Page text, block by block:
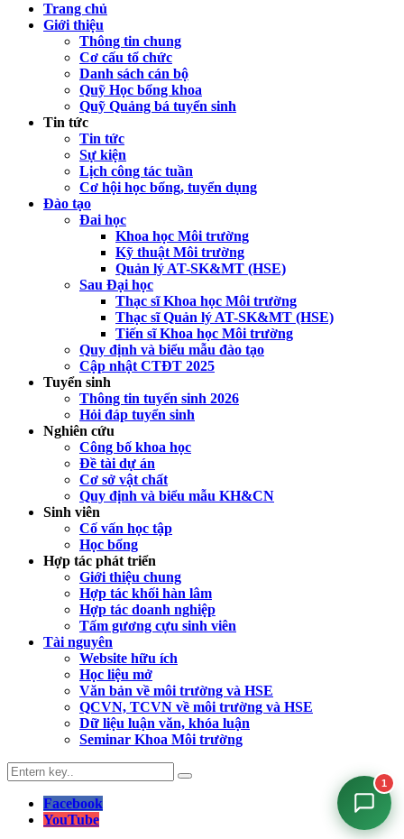
Trang chủ
Giới thiệu
Thông tin chung
Cơ cấu tổ chức
Danh sách cán bộ
Quỹ Học bổng khoa
Quỹ Quảng bá tuyển sinh
Tin tức
Tin tức
Sự kiện
Lịch công tác tuần
Cơ hội học bổng, tuyển dụng
Đào tạo
Đai học
Khoa học Môi trường
Kỹ thuật Môi trường
Quản lý AT-SK&MT (HSE)
Sau Đại học
Thạc sĩ Khoa học Môi trường
Thạc sĩ Quản lý AT-SK&MT (HSE)
Tiến sĩ Khoa học Môi trường
Quy định và biểu mẫu đào tạo
Cập nhật CTĐT 2025
Tuyển sinh
Thông tin tuyển sinh 2026
Hỏi đáp tuyển sinh
Nghiên cứu
Công bố khoa học
Đề tài dự án
Cơ sở vật chất
Quy định và biểu mẫu KH&CN
Sinh viên
Cố vấn học tập
Học bổng
Hợp tác phát triển
Giới thiệu chung
Hợp tác khối hàn lâm
Hợp tác doanh nghiệp
Tấm gương cựu sinh viên
Tài nguyên
Website hữu ích
Học liệu mở
Văn bản về môi trường và HSE
QCVN, TCVN về môi trường và HSE
Dữ liệu luận văn, khóa luận
Seminar Khoa Môi trường
1
Facebook
YouTube